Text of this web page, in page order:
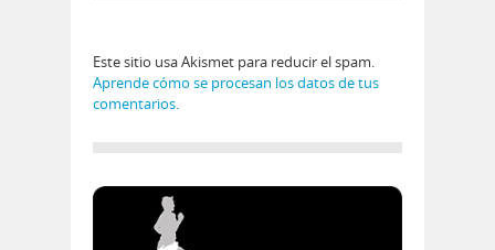
Este sitio usa Akismet para reducir el spam.
Aprende cómo se procesan los datos de tus
comentarios.